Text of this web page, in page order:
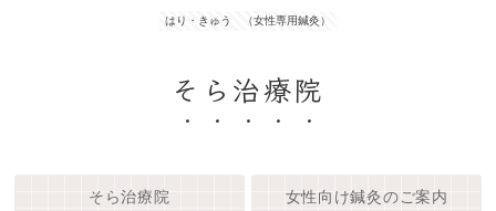
はり・きゅう （女性専用鍼灸）
そら治療院
そら治療院 女性向け鍼灸のご案内